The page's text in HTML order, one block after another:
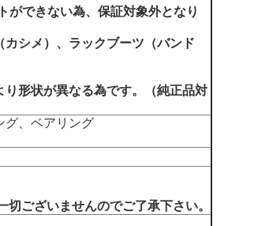
ができない為、保証対象外となり
シメ）、ラックブーツ（バンド
形状が異なる為です。（純正品対
グ、ベアリング
ございませんのでご了承下さい。